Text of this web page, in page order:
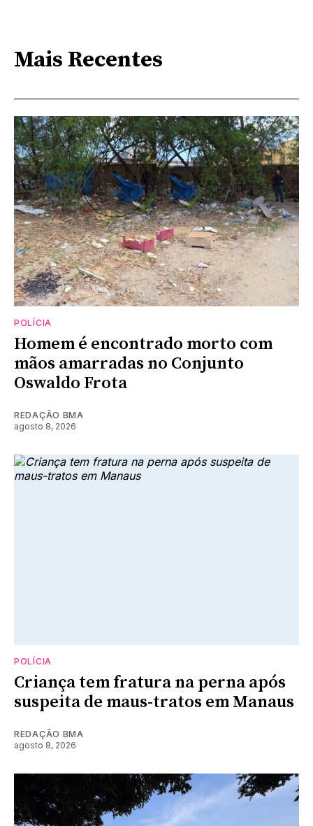
Mais Recentes
POLÍCIA
Homem é encontrado morto com
mãos amarradas no Conjunto
Oswaldo Frota
REDAÇÃO BMA
agosto 8, 2026
POLÍCIA
Criança tem fratura na perna após
suspeita de maus-tratos em Manaus
REDAÇÃO BMA
agosto 8, 2026